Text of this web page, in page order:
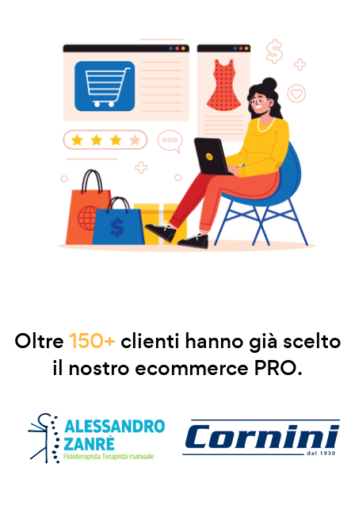
Oltre150+ clienti hanno già scelto
il nostro ecommerce PRO.